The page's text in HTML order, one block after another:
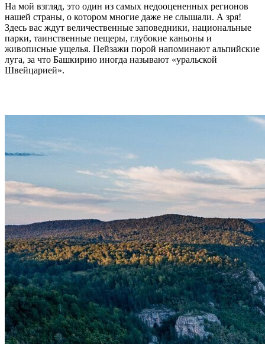
На мой взгляд, это один из самых недооцененных регионов
нашей страны, о котором многие даже не слышали. А зря!
Здесь вас ждут величественные заповедники, национальные
парки, таинственные пещеры, глубокие каньоны и
живописные ущелья. Пейзажи порой напоминают альпийские
луга, за что Башкирию иногда называют «уральской
Швейцарией».